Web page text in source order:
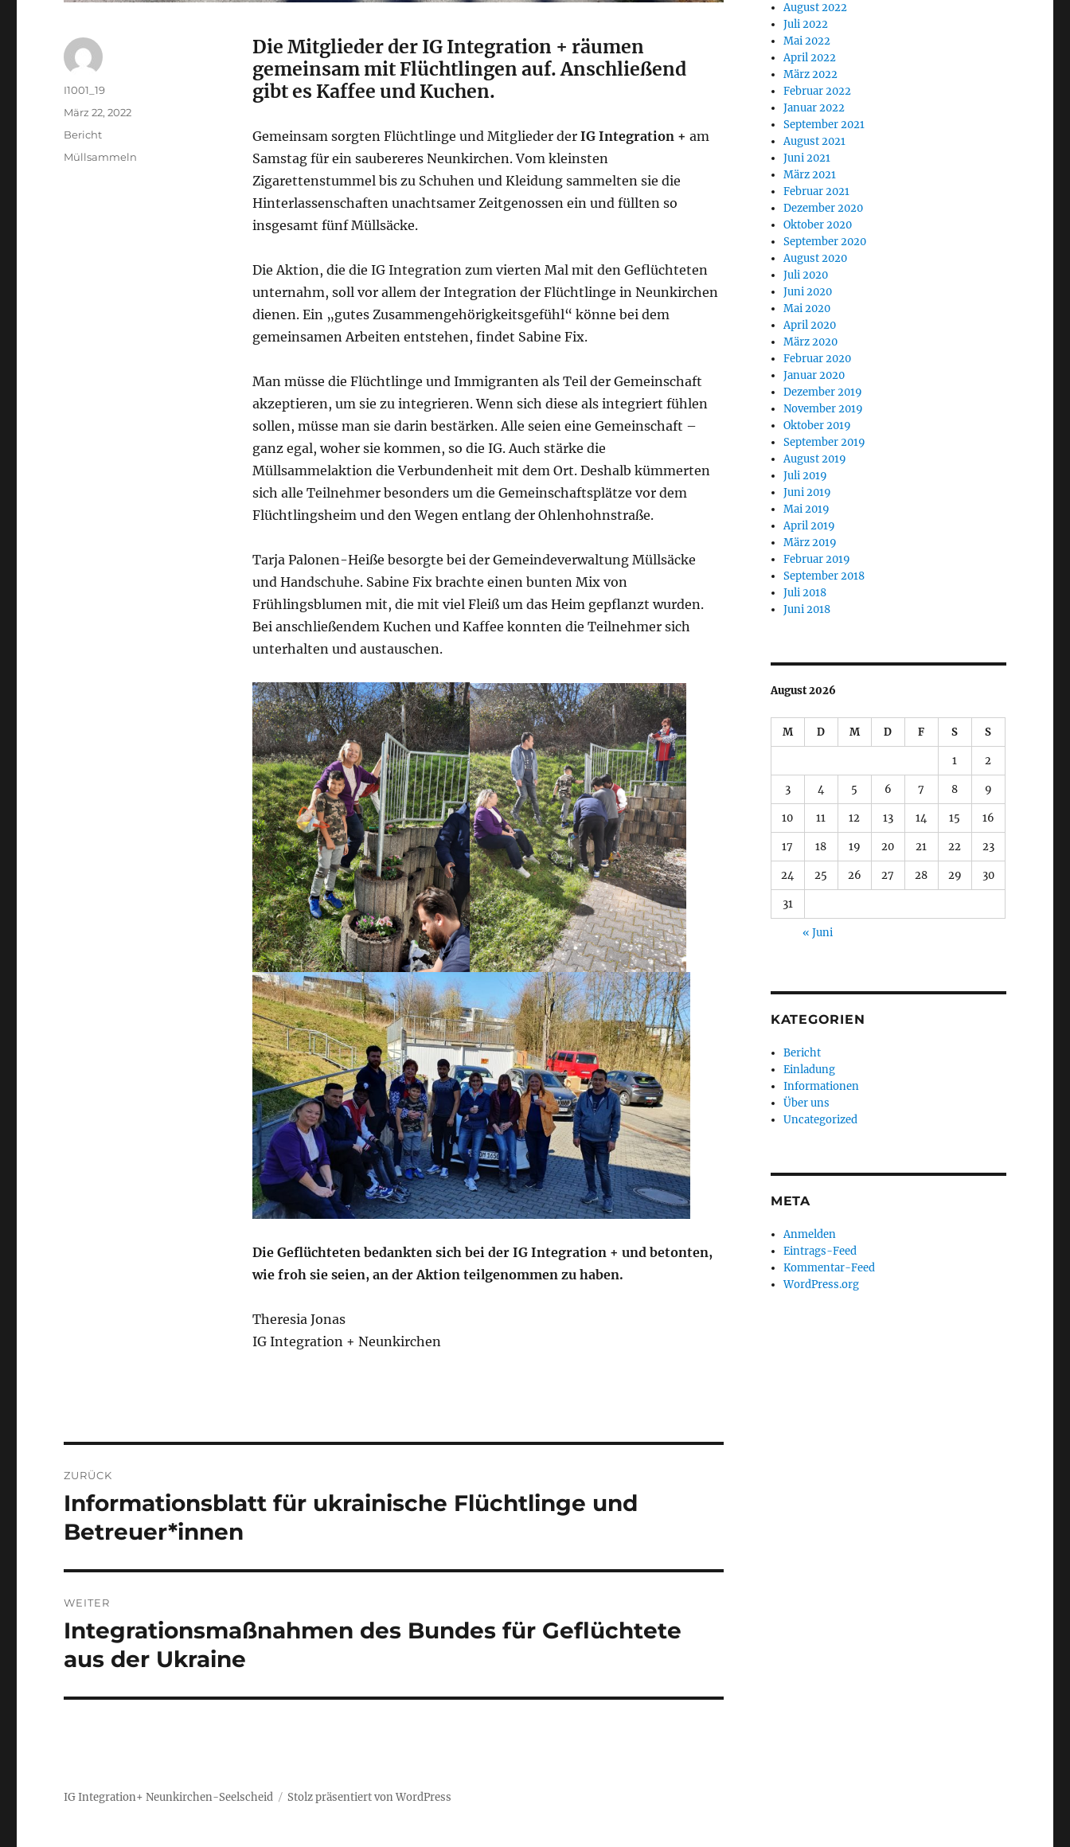
Die Mitglieder der IG Integration + räumen
gemeinsam mit Flüchtlingen auf. Anschließend
gibt es Kaffee und Kuchen.
Gemeinsam sorgten Flüchtlinge und Mitglieder der IG Integration + am
Samstag für ein saubereres Neunkirchen. Vom kleinsten
Zigarettenstummel bis zu Schuhen und Kleidung sammelten sie die
Hinterlassenschaften unachtsamer Zeitgenossen ein und füllten so
insgesamt fünf Müllsäcke.
Die Aktion, die die IG Integration zum vierten Mal mit den Geflüchteten
unternahm, soll vor allem der Integration der Flüchtlinge in Neunkirchen
dienen. Ein „gutes Zusammengehörigkeitsgefühl“ könne bei dem
gemeinsamen Arbeiten entstehen, findet Sabine Fix.
Man müsse die Flüchtlinge und Immigranten als Teil der Gemeinschaft
akzeptieren, um sie zu integrieren. Wenn sich diese als integriert fühlen
sollen, müsse man sie darin bestärken. Alle seien eine Gemeinschaft –
ganz egal, woher sie kommen, so die IG. Auch stärke die
Müllsammelaktion die Verbundenheit mit dem Ort. Deshalb kümmerten
sich alle Teilnehmer besonders um die Gemeinschaftsplätze vor dem
Flüchtlingsheim und den Wegen entlang der Ohlenhohnstraße.
Tarja Palonen-Heiße besorgte bei der Gemeindeverwaltung Müllsäcke
und Handschuhe. Sabine Fix brachte einen bunten Mix von
Frühlingsblumen mit, die mit viel Fleiß um das Heim gepflanzt wurden.
Bei anschließendem Kuchen und Kaffee konnten die Teilnehmer sich
unterhalten und austauschen.
Die Geflüchteten bedankten sich bei der IG Integration + und betonten,
wie froh sie seien, an der Aktion teilgenommen zu haben.
Theresia Jonas
IG Integration + Neunkirchen
Autor
I1001_19
Veröffentlicht
am
März 22, 2022
Kategorien
Bericht
Schlagwörter
Müllsammeln
ZURÜCK
Vorheriger
Beitrag:
Informationsblatt für ukrainische Flüchtlinge und
Betreuer*innen
WEITER
Nächster
Integrationsmaßnahmen des Bundes für Geflüchtete
aus der Ukraine
August 2022
Juli 2022
Mai 2022
April 2022
März 2022
Februar 2022
Januar 2022
September 2021
August 2021
Juni 2021
März 2021
Februar 2021
Dezember 2020
Oktober 2020
September 2020
August 2020
Juli 2020
Juni 2020
Mai 2020
April 2020
März 2020
Februar 2020
Januar 2020
Dezember 2019
November 2019
Oktober 2019
September 2019
August 2019
Juli 2019
Juni 2019
Mai 2019
April 2019
März 2019
Februar 2019
September 2018
Juli 2018
Juni 2018
August 2026
M D M D F S S
1 2
3 4 5 6 7 8 9
10 11 12 13 14 15 16
17 18 19 20 21 22 23
24 25 26 27 28 29 30
31
« Juni
KATEGORIEN
Bericht
Einladung
Informationen
Über uns
Uncategorized
META
Anmelden
Eintrags-Feed
Kommentar-Feed
WordPress.org
IG Integration+ Neunkirchen-Seelscheid Stolz präsentiert von WordPress